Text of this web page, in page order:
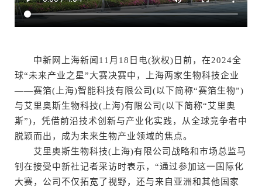
中新网上海新闻11月18日电(狄权)日前，在2024全
球“未来产业之星”大赛决赛中，上海两家生物科技企业
——赛箔(上海)智能科技有限公司(以下简称“赛箔生物”)
与艾里奥斯生物科技(上海)有限公司(以下简称“艾里奥
斯”)，凭借前沿技术创新与产业化实践，从全球竞争者中
脱颖而出，成为未来生物产业领域的焦点。
艾里奥斯生物科技(上海)有限公司战略和市场总监马
钊在接受中新社记者采访时表示，“通过参加这一国际化
大赛，公司不仅拓宽了视野，还与来自亚洲和其他国家